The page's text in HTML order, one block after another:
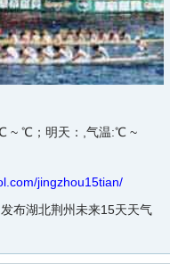
~ ℃；明天：,气温:℃ ~
jingzhou15tian/
布湖北荆州未来15天天气